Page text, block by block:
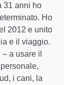
31 anni ho
Ho
2012 e unito
e il viaggio.
a usare il
i cani, la